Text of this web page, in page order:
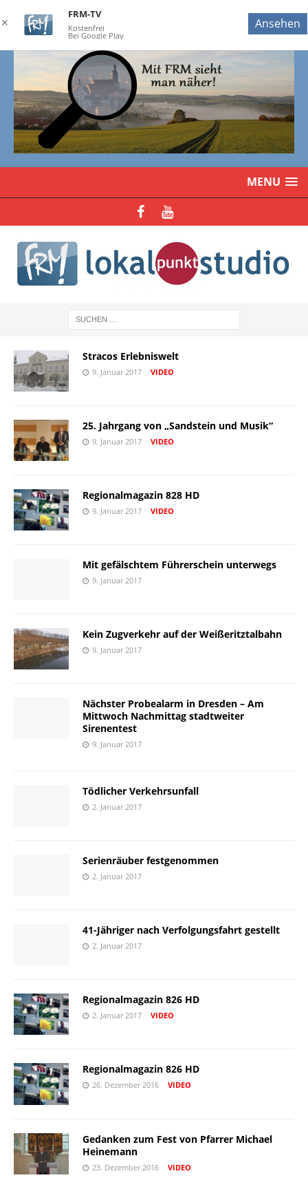
MENU
Stracos Erlebniswelt
9. Januar 2017 VIDEO
25. Jahrgang von „Sandstein und Musik“
9. Januar 2017 VIDEO
Regionalmagazin 828 HD
9. Januar 2017 VIDEO
Mit gefälschtem Führerschein unterwegs
9. Januar 2017
Kein Zugverkehr auf der Weißeritztalbahn
9. Januar 2017
Nächster Probealarm in Dresden – Am
Mittwoch Nachmittag stadtweiter
Sirenentest
9. Januar 2017
Tödlicher Verkehrsunfall
2. Januar 2017
Serienräuber festgenommen
2. Januar 2017
41-Jähriger nach Verfolgungsfahrt gestellt
2. Januar 2017
Regionalmagazin 826 HD
2. Januar 2017 VIDEO
Regionalmagazin 826 HD
26. Dezember 2016 VIDEO
Gedanken zum Fest von Pfarrer Michael
Heinemann
23. Dezember 2016 VIDEO
✕
FRM-TV
Kostenfrei
Bei Google Play
Ansehen